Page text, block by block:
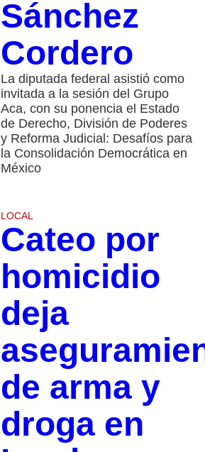
Sánchez
Cordero
La diputada federal asistió como
invitada a la sesión del Grupo
Aca, con su ponencia el Estado
de Derecho, División de Poderes
y Reforma Judicial: Desafíos para
la Consolidación Democrática en
México
LOCAL
Cateo por
homicidio
deja
de arma y
droga en